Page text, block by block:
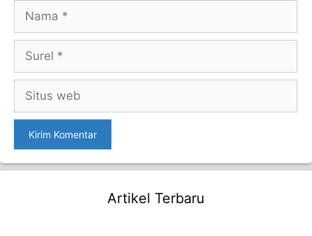
Nama
Surel
Situs
web
Artikel Terbaru